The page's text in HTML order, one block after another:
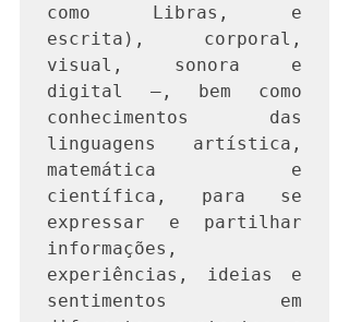
como Libras, e
escrita), corporal,
visual, sonora e
digital –, bem como
conhecimentos das
linguagens artística,
matemática e
científica, para se
expressar e partilhar
informações,
experiências, ideias e
sentimentos em